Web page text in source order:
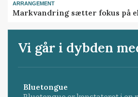
ARRANGEMENT
Markvandring sætter fokus på
Vi går i dybden
Bluetongue